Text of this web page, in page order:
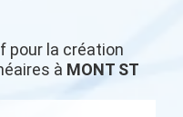
pour la création
à MONT ST